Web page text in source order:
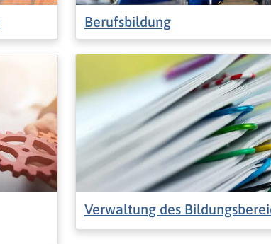
Berufsbildung
Verwaltung des